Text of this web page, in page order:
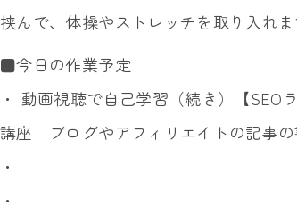
挟んで、体操やストレッチを取り入れま
■今日の作業予定
・ 動画視聴で自己学習（続き）【
講座 ブログやアフィリエイトの記事の
・
・